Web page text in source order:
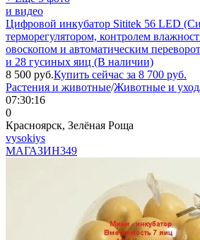
и видео
Цифровой инкубатор Sititek 56 LED
терморегулятором, контролем
овоскопом и автоматическим
и 28 гусиных яиц (В наличии)
8 500 руб.Купить сейчас за 8 700 руб.
Растения и животные/Животные и уход
07:30:16
0
Красноярск, Зелёная Роща
vysokiys
МАГАЗИН349